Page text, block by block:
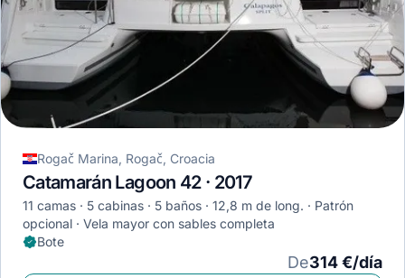
Rogač Marina, Rogač, Croacia
Catamarán Lagoon 42 · 2017
11 camas 5 cabinas 5 baños 12,8 m de long.
Patrón
opcional
Vela mayor con sables completa
Bote
De314 €/día